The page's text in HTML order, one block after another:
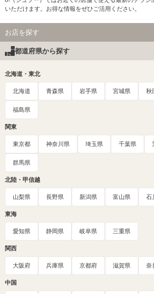
いただけます。お得な情報をぜひご活用ください。
お店を探す
都道府県から探す
北海道・東北
北海道 青森県 岩手県 宮城県 秋
福島県
関東
東京都 神奈川県 埼玉県 千葉県
群馬県
北陸・甲信越
山梨県 長野県 新潟県 富山県 石
東海
愛知県 静岡県 岐阜県 三重県
関西
大阪府 兵庫県 京都府 滋賀県 奈
中国